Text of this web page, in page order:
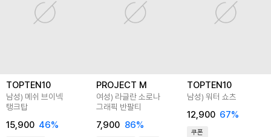
TOPTEN10
남성) 메쉬 브이넥
탱크탑
15,900 46%
PROJECT M
여성) 라글란 소로나
그래픽 반팔티
7,900 86%
TOPTEN10
남성) 워터 쇼츠
12,900 67%
쿠폰